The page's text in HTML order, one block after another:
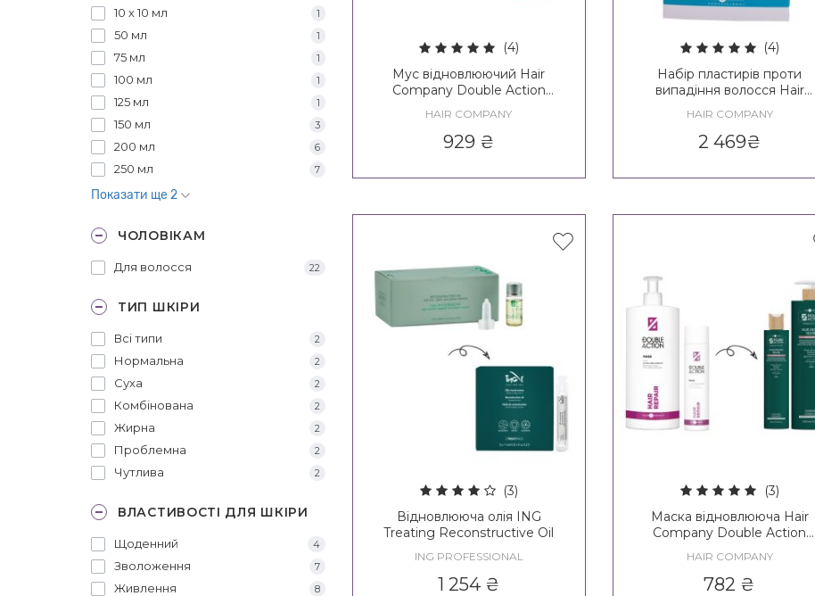
10 х 10 мл 1
50 мл 1
75 мл 1
100 мл 1
125 мл 1
150 мл 3
200 мл 6
250 мл 7
Показати ще 2
ЧОЛОВІКАМ
Для волосся 22
ТИП ШКІРИ
Всі типи 2
Нормальна 2
Суха 2
Комбінована 2
Жирна 2
Проблемна 2
Чутлива 2
ВЛАСТИВОСТІ ДЛЯ ШКІРИ
Щоденний 4
Зволоження 7
Живлення 8
(4)
Мус відновлюючий Hair
Company Double Action
HAIR COMPANY
929 ₴
(4)
Набір пластирів проти
випадіння волосся Hair
Control Patch
HAIR COMPANY
2 469₴
(3)
Відновлююча олія ING
Treating Reconstructive Oil
ING PROFESSIONAL
1 254₴
(3)
Маска відновлююча Hair
Company Double Action
HAIR COMPANY
782 ₴